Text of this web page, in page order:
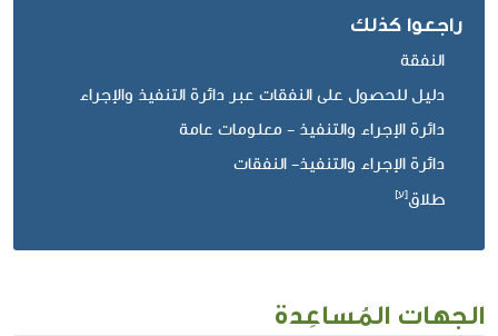
راجعوا كذلك
النفقة
دليل للحصول على النفقات عبر دائرة التنفيذ والإجراء
دائرة الإجراء والتنفيذ - معلومات عامة
دائرة الإجراء والتنفيذ- النفقات
طلاق
الجهات المُساعِدة